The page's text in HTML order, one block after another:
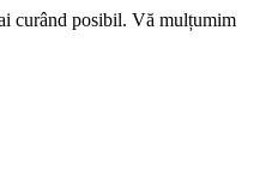
curând posibil. Vă mulțumim